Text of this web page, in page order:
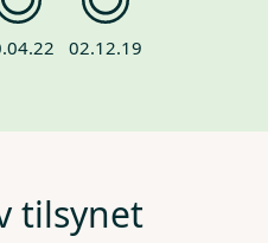
02.12.19
tilsynet